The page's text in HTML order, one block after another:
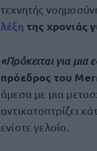
τεχνητής
λέξη της χρονιάς
«Πρόκειται για μια
πρόεδρος του
άμεσα με μια
αντικατοπτρίζει
ενίοτε γελοίο.